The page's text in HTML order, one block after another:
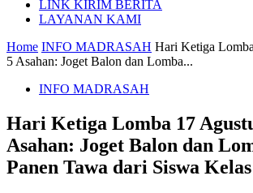
LINK KIRIM BERITA
LAYANAN KAMI
Home INFO MADRASAH Hari Ketiga
5 Asahan: Joget Balon dan Lomba...
INFO MADRASAH
Hari Ketiga Lomba 17
Asahan: Joget Balon dan
Panen Tawa dari Siswa